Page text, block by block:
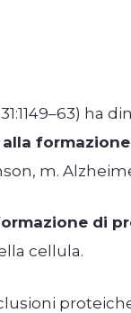
ha
m.
di
cellula.